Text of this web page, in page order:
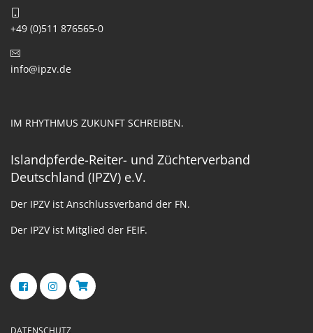
+49 (0)511 876565-0
info@ipzv.de
IM RHYTHMUS ZUKUNFT SCHREIBEN.
Islandpferde-Reiter- und Züchterverband
Deutschland (IPZV) e.V.
Der IPZV ist Anschlussverband der FN.
Der IPZV ist Mitglied der FEIF.